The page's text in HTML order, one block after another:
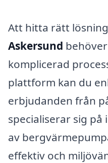
Att hitta rätt
Askersund
komplicerad
plattform kan du
erbjudanden från
specialiserar sig på
av
effektiv och